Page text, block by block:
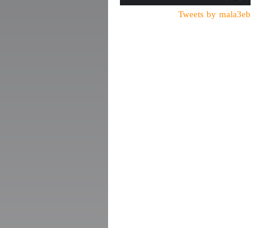
ألفاريز يطالب سيميوني
Tweets by mala3eb